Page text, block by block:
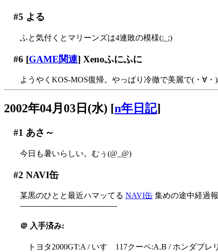
#5 よる
ふと気付くとマリーンズは4連敗の模様(;_;)
#6 [GAME関連] Xenoふにふに
ようやくKOS-MOS復帰。やっぱり冷徹で美麗で(・∀
2002年04月03日(水) [n年日記]
#1 あさ～
今日も暑いらしい。むぅ(@_@)
#2 NAVI缶
某黒のひとと最近ハマッてる NAVI缶 集めの途中経過
---------------------------------------
＠ 入手済み:
トヨタ2000GT:A / いすゞ117クーペ:A.B / ホンダプ